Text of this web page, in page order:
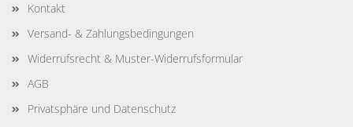
Kontakt
Versand- & Zahlungsbedingungen
Widerrufsrecht & Muster-Widerrufsformular
AGB
Privatsphäre und Datenschutz